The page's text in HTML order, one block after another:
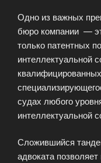
Одно из важных
бюро компании —
только патентных
интеллектуальной
судах любого
интеллектуальной
Сложившийся
адвоката